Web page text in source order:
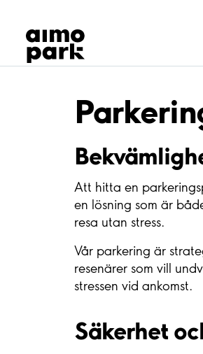
Hitta parkering
Samarbete
Kundservice
Om Aimo Park
Att hitta en
en lösning som är
resa utan stress.
Vår parkering är
resenärer som vill
stressen vid ankomst.
Säkerhet